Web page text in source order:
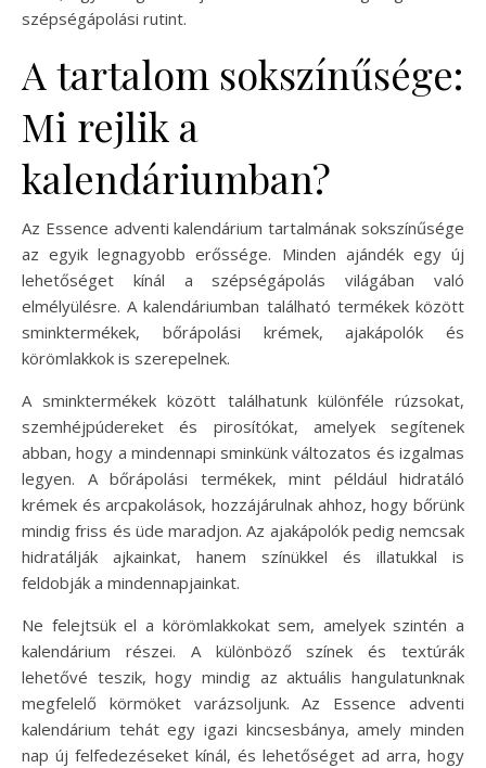
szépségápolási rutint.
A tartalom sokszínűsége:
Mi rejlik a
kalendáriumban?
Az Essence adventi kalendárium tartalmának sokszínűsége
az egyik legnagyobb erőssége. Minden ajándék egy új
lehetőséget kínál a szépségápolás világában való
elmélyülésre. A kalendáriumban található termékek között
sminktermékek, bőrápolási krémek, ajakápolók és
körömlakkok is szerepelnek.
A sminktermékek között találhatunk különféle rúzsokat,
szemhéjpúdereket és pirosítókat, amelyek segítenek
abban, hogy a mindennapi sminkünk változatos és izgalmas
legyen. A bőrápolási termékek, mint például hidratáló
krémek és arcpakolások, hozzájárulnak ahhoz, hogy bőrünk
mindig friss és üde maradjon. Az ajakápolók pedig nemcsak
hidratálják ajkainkat, hanem színükkel és illatukkal is
feldobják a mindennapjainkat.
Ne felejtsük el a körömlakkokat sem, amelyek szintén a
kalendárium részei. A különböző színek és textúrák
lehetővé teszik, hogy mindig az aktuális hangulatunknak
megfelelő körmöket varázsoljunk. Az Essence adventi
kalendárium tehát egy igazi kincsesbánya, amely minden
nap új felfedezéseket kínál, és lehetőséget ad arra, hogy